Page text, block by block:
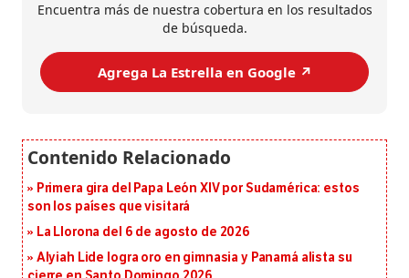
Encuentra más de nuestra cobertura en los resultados
de búsqueda.
Agrega La Estrella en Google ↗️
Primera gira del Papa León XIV por Sudamérica: estos
son los países que visitará
La Llorona del 6 de agosto de 2026
Alyiah Lide logra oro en gimnasia y Panamá alista su